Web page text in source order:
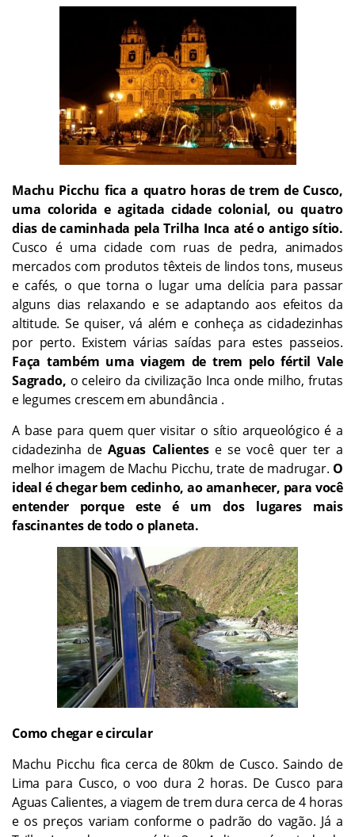
Machu Picchu fica a quatro horas de trem de Cusco,
uma colorida e agitada cidade colonial, ou quatro
dias de caminhada pela Trilha Inca até o antigo sítio.
Cusco é uma cidade com ruas de pedra, animados
mercados com produtos têxteis de lindos tons, museus
e cafés, o que torna o lugar uma delícia para passar
alguns dias relaxando e se adaptando aos efeitos da
altitude. Se quiser, vá além e conheça as cidadezinhas
por perto. Existem várias saídas para estes passeios.
Faça também uma viagem de trem pelo fértil Vale
Sagrado, o celeiro da civilização Inca onde milho, frutas
e legumes crescem em abundância .
A base para quem quer visitar o sítio arqueológico é a
cidadezinha deAguas Calientese se você quer ter a
melhor imagem de Machu Picchu, trate de madrugar. O
ideal é chegar bem cedinho, ao amanhecer, para você
entender porque este é um dos lugares mais
fascinantes de todo o planeta.
Como chegar e circular
Machu Picchu fica cerca de 80km de Cusco. Saindo de
Lima para Cusco, o voo dura 2 horas. De Cusco para
Aguas Calientes, a viagem de trem dura cerca de 4 horas
e os preços variam conforme o padrão do vagão. Já a